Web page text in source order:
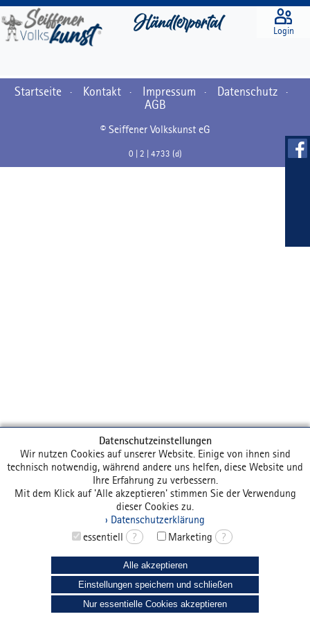
Datenschutzeinstellungen
Wir nutzen Cookies auf unserer Website. Einige von ihnen sind
technisch notwendig, während andere uns helfen, diese Website und
Ihre Erfahrung zu verbessern.
Mit dem Klick auf 'Alle akzeptieren' stimmen Sie der Verwendung
dieser Cookies zu.
› Datenschutzerklärung
essentiell ? Marketing ?
Alle akzeptieren
Einstellungen speichern und schließen
Nur essentielle Cookies akzeptieren
Login
Startseite· Kontakt· Impressum · Datenschutz·
AGB
© Seiffener Volkskunst eG
0 | 2 | 4733 (d)